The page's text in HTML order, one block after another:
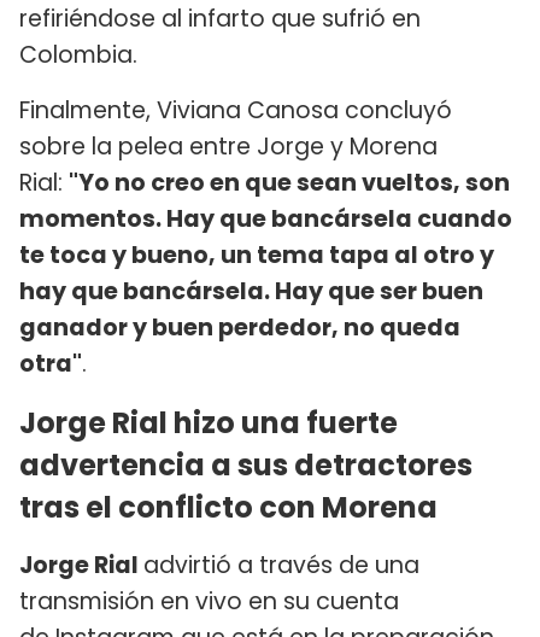
refiriéndose al infarto que sufrió en
Colombia.
Finalmente, Viviana Canosa concluyó
sobre la pelea entre Jorge y Morena
Rial: "Yo no creo en que sean vueltos, son
momentos. Hay que bancársela cuando
te toca y bueno, un tema tapa al otro y
hay que bancársela. Hay que ser buen
ganador y buen perdedor, no queda
otra".
Jorge Rial hizo una fuerte
advertencia a sus detractores
tras el conflicto con Morena
Jorge Rial advirtió a través de una
transmisión en vivo en su cuenta